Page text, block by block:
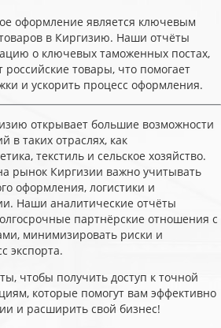
оформление является ключевым
в Киргизию. Наши отчёты
о ключевых таможенных постах,
российские товары, что помогает
и ускорить процесс оформления.
открывает большие возможности
в таких отраслях, как
текстиль и сельское хозяйство.
рынок Киргизии важно учитывать
оформления, логистики и
Наши аналитические отчёты
партнёрские отношения с
минимизировать риски и
экспорта.
чтобы получить доступ к точной
которые помогут вам эффективно
и расширить свой бизнес!